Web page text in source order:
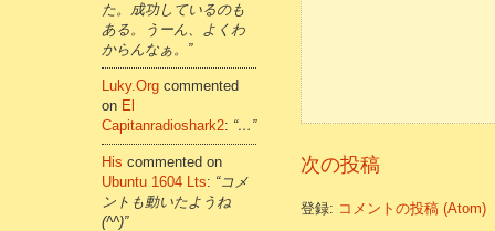
次の投稿
登録: コメントの投稿 (Atom)
た。成功しているのも
ある。うーん、よくわ
からんなぁ。”
Luky.org commented
on El
Capitanradioshark2: “…”
His commented on
Ubuntu 1604 Lts: “コメ
ントも動いたようね
(^^)”